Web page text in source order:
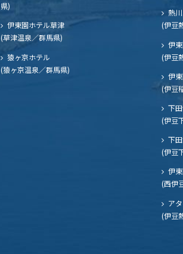
県)
伊東園ホテル草津
(草津温泉／群馬県)
猿ヶ京ホテル
(猿ヶ京温泉／群馬県)
熱
(伊豆
伊
(伊豆
伊
(伊豆
下
(伊豆
下
(伊豆
伊
(西伊
ア
(伊豆